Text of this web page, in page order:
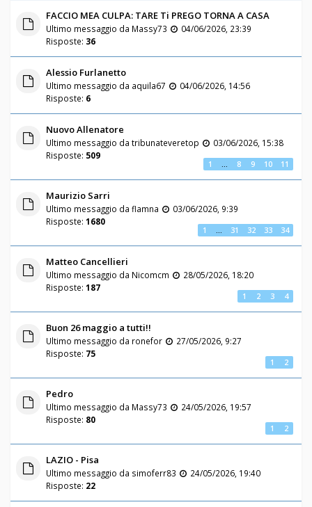
FACCIO MEA CULPA: TARE Ti PREGO TORNA A CASA
Ultimo messaggio da Massy73
04/06/2026, 23:39
Risposte: 36
Alessio Furlanetto
Ultimo messaggio da aquila67
04/06/2026, 14:56
Risposte: 6
Nuovo Allenatore
Ultimo messaggio da tribunateveretop
03/06/2026, 15:38
Risposte: 509
1 … 8 9 10 11
Maurizio Sarri
Ultimo messaggio da flamna
03/06/2026, 9:39
Risposte: 1680
1 … 31 32 33 34
Matteo Cancellieri
Ultimo messaggio da Nicomcm
28/05/2026, 18:20
Risposte: 187
1 2 3 4
Buon 26 maggio a tutti!!
Ultimo messaggio da ronefor
27/05/2026, 9:27
Risposte: 75
1 2
Pedro
Ultimo messaggio da Massy73
24/05/2026, 19:57
Risposte: 80
1 2
LAZIO - Pisa
Ultimo messaggio da simoferr83
24/05/2026, 19:40
Risposte: 22